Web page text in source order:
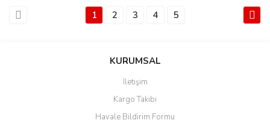
1 2 3 4 5
KURUMSAL
İletişim
Kargo Takibi
Havale Bildirim Formu